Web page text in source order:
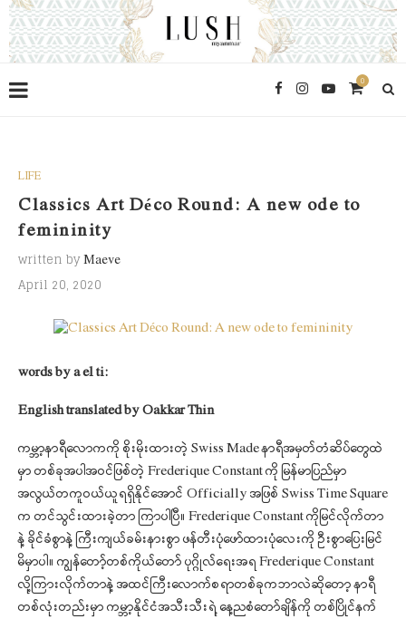
0
LIFE
Classics Art Déco Round: A new ode to
femininity
written byMaeve
April 20, 2020
words by a el ti:
English translated by Oakkar Thin
ကမ္ဘာ့နာရီလောကကို စိုးမိုးထားတဲ့ Swiss Made နာရီအမှတ်တံဆိပ်တွေထဲ
မှာ တစ်ခုအပါအဝင်ဖြစ်တဲ့ Frederique Constant ကို မြန်မာပြည်မှာ
အလွယ်တကူဝယ်ယူရရှိနိုင်အောင် Officially အဖြစ် Swiss Time Square
က တင်သွင်းထားခဲ့တာ ကြာပါပြီ။ Frederique Constant ကိုမြင်လိုက်တာ
နဲ့ ခိုင်ခံစွာနဲ့ ကြီးကျယ်ခမ်းနားစွာ ဖန်တီးပုံဖော်ထားပုံလေးကို ဦးစွာပြေးမြင်
မိမှာပါ။ ကျွန်တော့်တစ်ကိုယ်တော် ပုဂ္ဂိုလ်ရေးအရ Frederique Constant
လို့ကြားလိုက်တာနဲ့ အထင်ကြီးလောက်စရာတစ်ခုကဘာလဲဆိုတော့ နာရီ
တစ်လုံးတည်းမှာ ကမ္ဘာ့နိုင်ငံအသီးသီးရဲ့ နေ့ညစံတော်ချိန်ကို တစ်ပြိုင်နက်